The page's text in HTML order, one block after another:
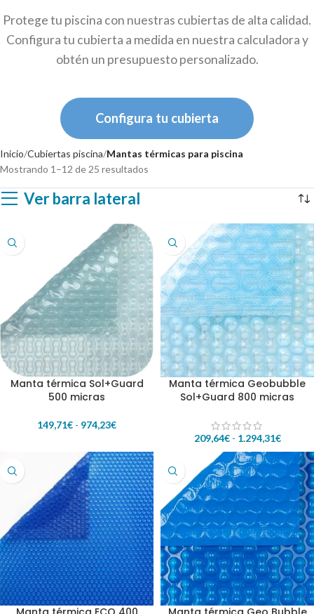
Protege tu piscina con nuestras cubiertas de alta calidad.
Configura tu cubierta a medida en nuestra calculadora y
obtén un presupuesto personalizado.
Configura tu cubierta
Inicio Cubiertas piscina Mantas térmicas para piscina
Mostrando 1–12 de 25 resultados
Ver barra lateral
Manta térmica Sol+Guard
500 micras
149,71€ - 974,23€
Manta térmica Geobubble
Sol+Guard 800 micras
209,64€ - 1.294,31€